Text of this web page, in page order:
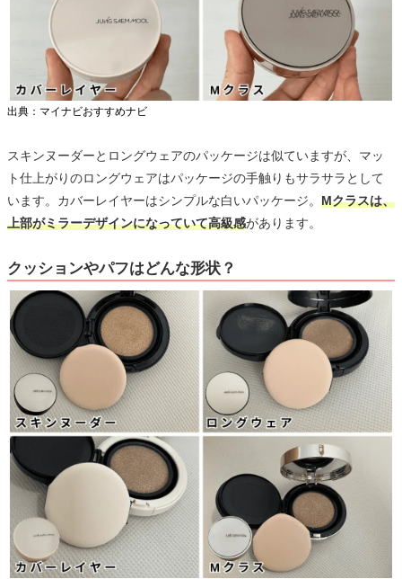
出典：マイナビおすすめナビ
スキンヌーダーとロングウェアのパッケージは似ていますが、マッ
ト仕上がりのロングウェアはパッケージの手触りもサラサラとして
います。カバーレイヤーはシンプルな白いパッケージ。 Mクラスは、
上部がミラーデザインになっていて高級感があります。
クッションやパフはどんな形状？